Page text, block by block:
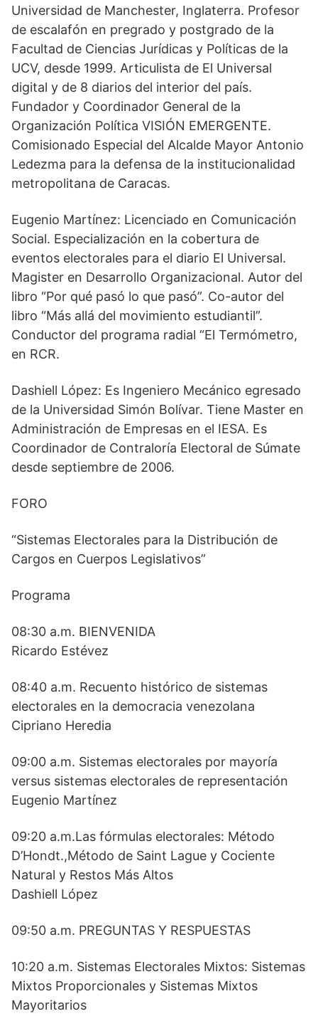
Universidad de Manchester, Inglaterra. Profesor
de escalafón en pregrado y postgrado de la
Facultad de Ciencias Jurídicas y Políticas de la
UCV, desde 1999. Articulista de El Universal
digital y de 8 diarios del interior del país.
Fundador y Coordinador General de la
Organización Política VISIÓN EMERGENTE.
Comisionado Especial del Alcalde Mayor Antonio
Ledezma para la defensa de la institucionalidad
metropolitana de Caracas.
Eugenio Martínez: Licenciado en Comunicación
Social. Especialización en la cobertura de
eventos electorales para el diario El Universal.
Magister en Desarrollo Organizacional. Autor del
libro “Por qué pasó lo que pasó”. Co-autor del
libro “Más allá del movimiento estudiantil”.
Conductor del programa radial “El Termómetro,
en RCR.
Dashiell López: Es Ingeniero Mecánico egresado
de la Universidad Simón Bolívar. Tiene Master en
Administración de Empresas en el IESA. Es
Coordinador de Contraloría Electoral de Súmate
desde septiembre de 2006.
FORO
“Sistemas Electorales para la Distribución de
Cargos en Cuerpos Legislativos”
Programa
08:30 a.m. BIENVENIDA
Ricardo Estévez
08:40 a.m. Recuento histórico de sistemas
electorales en la democracia venezolana
Cipriano Heredia
09:00 a.m. Sistemas electorales por mayoría
versus sistemas electorales de representación
Eugenio Martínez
09:20 a.m.Las fórmulas electorales: Método
D’Hondt.,Método de Saint Lague y Cociente
Natural y Restos Más Altos
Dashiell López
09:50 a.m. PREGUNTAS Y RESPUESTAS
10:20 a.m. Sistemas Electorales Mixtos: Sistemas
Mixtos Proporcionales y Sistemas Mixtos
Mayoritarios